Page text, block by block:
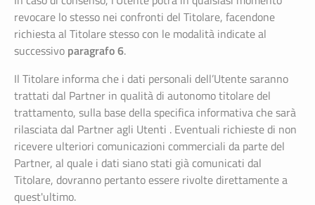
revocare lo stesso nei confronti del Titolare, facendone
richiesta al Titolare stesso con le modalità indicate al
successivo paragrafo 6.
Il Titolare informa che i dati personali dell’Utente saranno
trattati dal Partner in qualità di autonomo titolare del
trattamento, sulla base della specifica informativa che sarà
rilasciata dal Partner agli Utenti . Eventuali richieste di non
ricevere ulteriori comunicazioni commerciali da parte del
Partner, al quale i dati siano stati già comunicati dal
Titolare, dovranno pertanto essere rivolte direttamente a
quest'ultimo.